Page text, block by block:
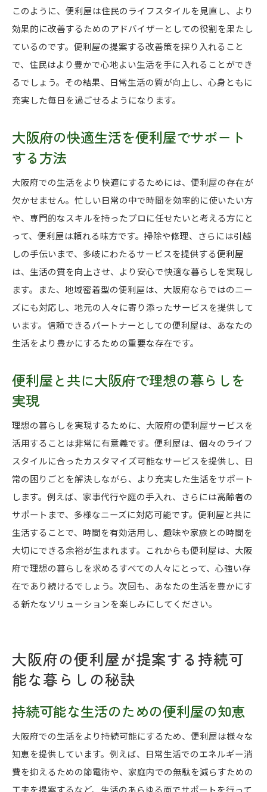
このように、便利屋は住民のライフスタイルを見直し、より
効果的に改善するためのアドバイザーとしての役割を果たし
ているのです。便利屋の提案する改善策を採り入れること
で、住民はより豊かで心地よい生活を手に入れることができ
るでしょう。その結果、日常生活の質が向上し、心身ともに
充実した毎日を過ごせるようになります。
大阪府の快適生活を便利屋でサポート
する方法
大阪府での生活をより快適にするためには、便利屋の存在が
欠かせません。忙しい日常の中で時間を効率的に使いたい方
や、専門的なスキルを持ったプロに任せたいと考える方にと
って、便利屋は頼れる味方です。掃除や修理、さらには引越
しの手伝いまで、多岐にわたるサービスを提供する便利屋
は、生活の質を向上させ、より安心で快適な暮らしを実現し
ます。また、地域密着型の便利屋は、大阪府ならではのニー
ズにも対応し、地元の人々に寄り添ったサービスを提供して
います。信頼できるパートナーとしての便利屋は、あなたの
生活をより豊かにするための重要な存在です。
便利屋と共に大阪府で理想の暮らしを
実現
理想の暮らしを実現するために、大阪府の便利屋サービスを
活用することは非常に有意義です。便利屋は、個々のライフ
スタイルに合ったカスタマイズ可能なサービスを提供し、日
常の困りごとを解決しながら、より充実した生活をサポート
します。例えば、家事代行や庭の手入れ、さらには高齢者の
サポートまで、多様なニーズに対応可能です。便利屋と共に
生活することで、時間を有効活用し、趣味や家族との時間を
大切にできる余裕が生まれます。これからも便利屋は、大阪
府で理想の暮らしを求めるすべての人々にとって、心強い存
在であり続けるでしょう。次回も、あなたの生活を豊かにす
る新たなソリューションを楽しみにしてください。
大阪府の便利屋が提案する持続可
能な暮らしの秘訣
持続可能な生活のための便利屋の知恵
大阪府での生活をより持続可能にするため、便利屋は様々な
知恵を提供しています。例えば、日常生活でのエネルギー消
費を抑えるための節電術や、家庭内での無駄を減らすための